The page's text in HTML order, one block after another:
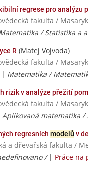
regrese pro analýzu
fakulta /
Matematika / Statistika a
R (Matej Vojvoda)
fakulta /
| Matematika /
rizik v analýze přežití
fakulta /
Aplikovaná matematika /
regresních modelů v
a dřevařská fakulta /
/ | Práce na